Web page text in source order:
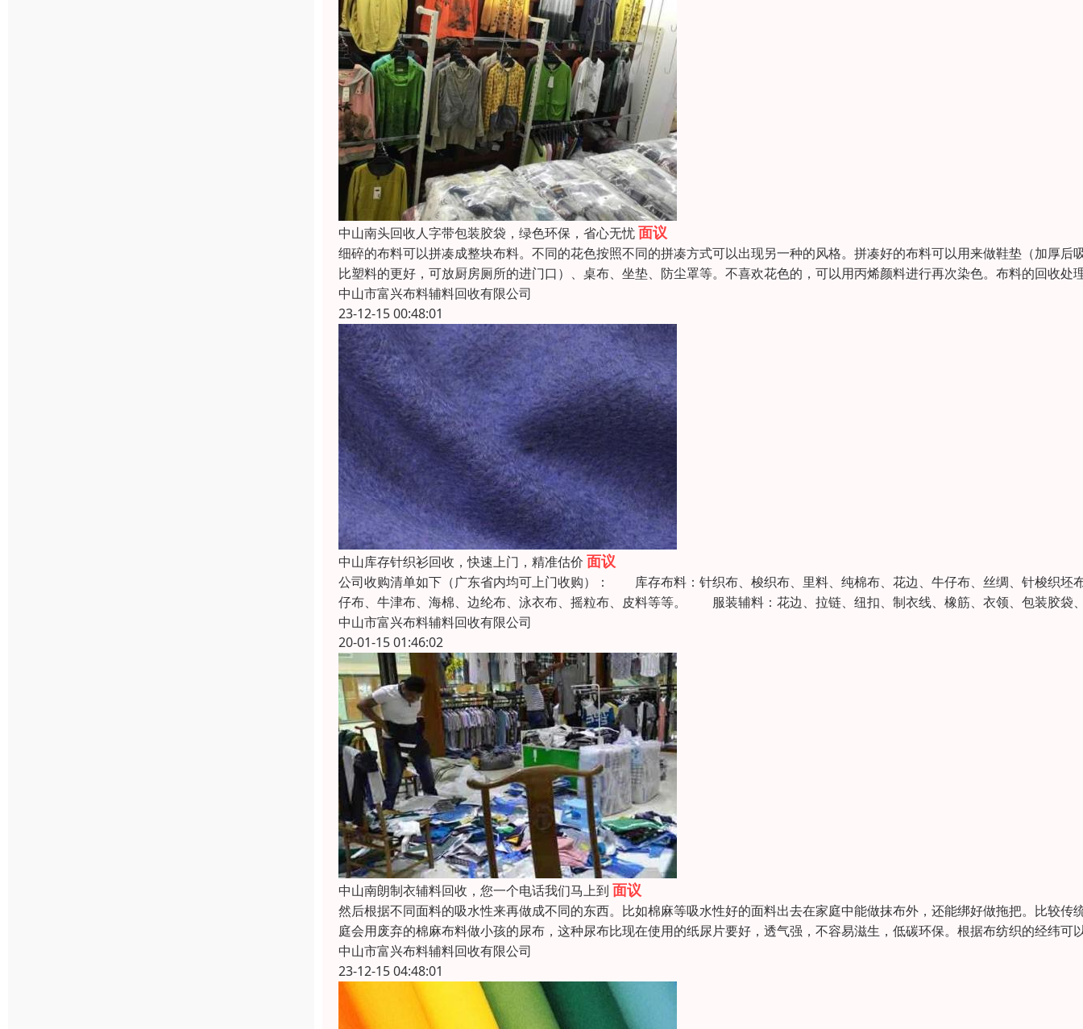
中山南头回收人字带包装胶袋，绿色环保，省心无忧面议
细碎的布料可以拼凑成整块布料。不同的花色按照不同的拼凑方式可以出现另一种的风格。拼凑好的布料可以用来做鞋垫（加厚后
比塑料的更好，可放厨房厕所的进门口）、桌布、坐垫、防尘罩等。不喜欢花色的，可以用丙烯颜料进行再次染色。布料的回收处
中山市富兴布料辅料回收有限公司
23-12-15 00:48:01
中山库存针织衫回收，快速上门，精准估价 面议
公司收购清单如下（广东省内均可上门收购）： 库存布料：针织布、梭织布、里料、纯棉布、花边、牛仔布、丝绸、针梭织坯
仔布、牛津布、海棉、边纶布、泳衣布、摇粒布、皮料等等。 服装辅料：花边、拉链、纽扣、制衣线、橡筋、衣领、包装胶袋
中山市富兴布料辅料回收有限公司
20-01-15 01:46:02
中山南朗制衣辅料回收，您一个电话我们马上到 面议
然后根据不同面料的吸水性来再做成不同的东西。比如棉麻等吸水性好的面料出去在家庭中能做抹布外，还能绑好做拖把。比较传
庭会用废弃的棉麻布料做小孩的尿布，这种尿布比现在使用的纸尿片要好，透气强，不容易滋生，低碳环保。根据布纺织的经纬可
中山市富兴布料辅料回收有限公司
23-12-15 04:48:01